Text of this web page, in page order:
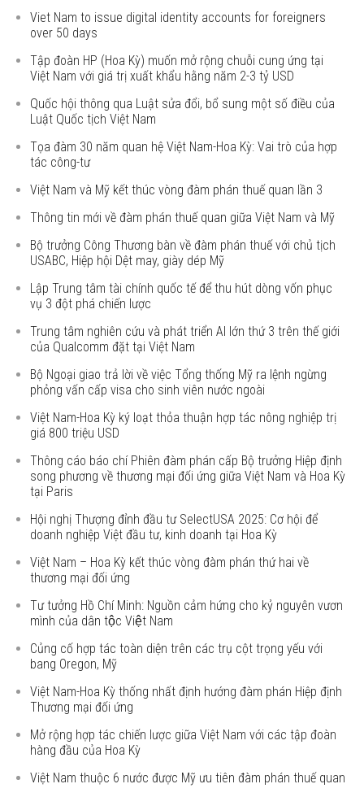
Viet Nam to issue digital identity accounts for foreigners
over 50 days
Tập đoàn HP (Hoa Kỳ) muốn mở rộng chuỗi cung ứng tại
Việt Nam với giá trị xuất khẩu hằng năm 2-3 tỷ USD
Quốc hội thông qua Luật sửa đổi, bổ sung một số điều của
Luật Quốc tịch Việt Nam
Tọa đàm 30 năm quan hệ Việt Nam-Hoa Kỳ: Vai trò của hợp
tác công-tư
Việt Nam và Mỹ kết thúc vòng đàm phán thuế quan lần 3
Thông tin mới về đàm phán thuế quan giữa Việt Nam và Mỹ
Bộ trưởng Công Thương bàn về đàm phán thuế với chủ tịch
USABC, Hiệp hội Dệt may, giày dép Mỹ
Lập Trung tâm tài chính quốc tế để thu hút dòng vốn phục
vụ 3 đột phá chiến lược
Trung tâm nghiên cứu và phát triển AI lớn thứ 3 trên thế giới
của Qualcomm đặt tại Việt Nam
Bộ Ngoại giao trả lời về việc Tổng thống Mỹ ra lệnh ngừng
phỏng vấn cấp visa cho sinh viên nước ngoài
Việt Nam-Hoa Kỳ ký loạt thỏa thuận hợp tác nông nghiệp trị
giá 800 triệu USD
Thông cáo báo chí Phiên đàm phán cấp Bộ trưởng Hiệp định
song phương về thương mại đối ứng giữa Việt Nam và Hoa Kỳ
tại Paris
Hội nghị Thượng đỉnh đầu tư SelectUSA 2025: Cơ hội để
doanh nghiệp Việt đầu tư, kinh doanh tại Hoa Kỳ
Việt Nam – Hoa Kỳ kết thúc vòng đàm phán thứ hai về
thương mại đối ứng
Tư tưởng Hồ Chí Minh: Nguồn cảm hứng cho kỷ nguyên vươn
mình của dân tộc Việt Nam
Củng cố hợp tác toàn diện trên các trụ cột trọng yếu với
bang Oregon, Mỹ
Việt Nam-Hoa Kỳ thống nhất định hướng đàm phán Hiệp định
Thương mại đối ứng
Mở rộng hợp tác chiến lược giữa Việt Nam với các tập đoàn
hàng đầu của Hoa Kỳ
Việt Nam thuộc 6 nước được Mỹ ưu tiên đàm phán thuế quan